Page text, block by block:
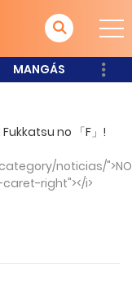
MANGÁS
no 「F」!
noticias/
right"></i>